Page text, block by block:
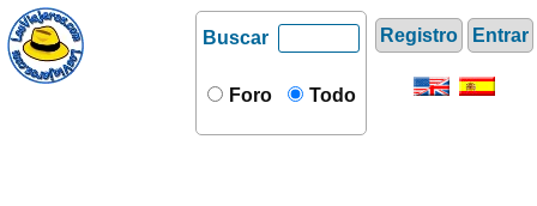
Registro Entrar
Buscar
Foro Todo